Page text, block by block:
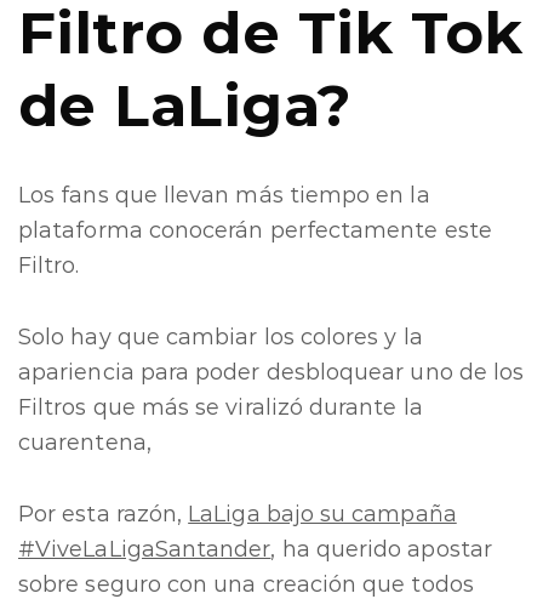
Filtro de Tik Tok
de LaLiga?
Los fans que llevan más tiempo en la
plataforma conocerán perfectamente este
Filtro.
Solo hay que cambiar los colores y la
apariencia para poder desbloquear uno de los
Filtros que más se viralizó durante la
cuarentena,
Por esta razón, LaLiga bajo su campaña
#ViveLaLigaSantander, ha querido apostar
sobre seguro con una creación que todos